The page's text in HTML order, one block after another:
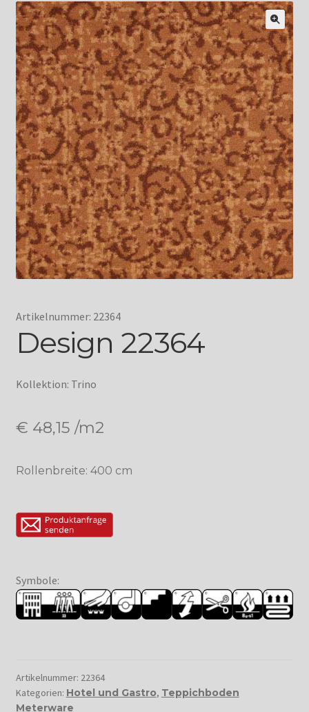
Artikelnummer: 22364
Design 22364
Kollektion: Trino
€ 48,15 /m2
Rollenbreite: 400 cm
Symbole:
Artikelnummer: 22364
Kategorien: Hotel und Gastro, Teppichboden
Meterware